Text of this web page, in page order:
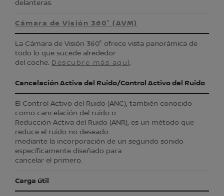
delanteras.
Cámara de Visión 360° (AVM)
La Cámara de Visión 360° ofrece vista panorámica de
todo lo que sucede alrededor
del coche. Descubre más aquí.
Cancelación Activa del Ruido/Control Activo del Ruido
El Control Activo del Ruido (ANC), también conocido
como cancelación del ruido o
Reducción Activa del Ruido (ANR), es un método que
reduce el ruido no deseado
mediante la incorporación de un segundo sonido
específicamente diseñado para
cancelar el primero.
Carga útil